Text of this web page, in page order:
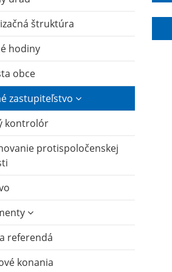
štruktúra
hodiny
obce
zastupiteľstvo
kontrolór
protispoločenskej
referendá
konania